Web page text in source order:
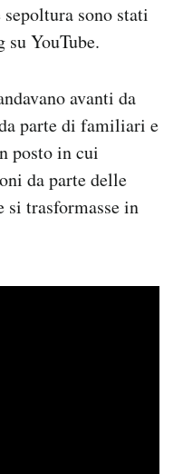
sono stati
su YouTube.
avanti da
parte di familiari e
posto in cui
da parte delle
si trasformasse in